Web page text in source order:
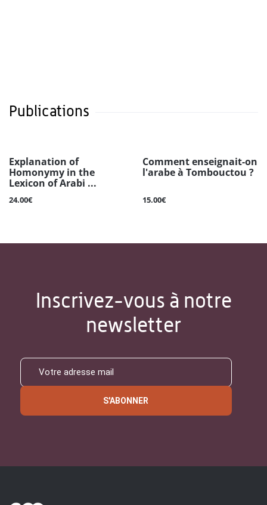
Publications
Explanation of
Homonymy in the
Lexicon of Arabi ...
24.00€
Comment enseignait-on
l'arabe à Tombouctou ?
15.00€
Inscrivez-vous à notre
newsletter
S'ABONNER